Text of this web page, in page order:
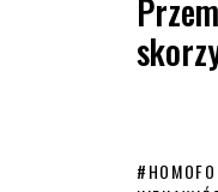
#